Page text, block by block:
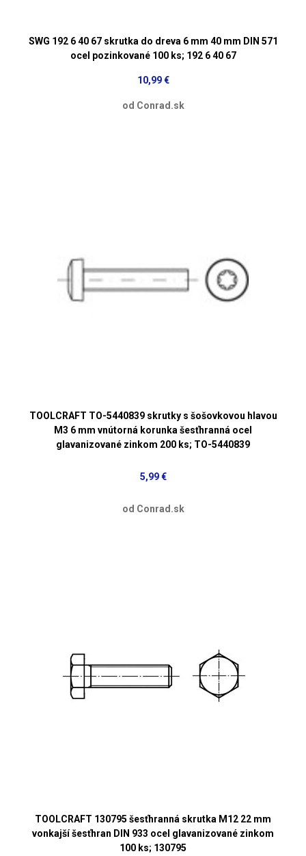
SWG 192 6 40 67 skrutka do dreva 6 mm 40 mm DIN 571
ocel pozinkované 100 ks; 192 6 40 67
10,99 €
od Conrad.sk
TOOLCRAFT TO-5440839 skrutky s šošovkovou hlavou
M3 6 mm vnútorná korunka šesťhranná ocel
glavanizované zinkom 200 ks; TO-5440839
5,99 €
od Conrad.sk
TOOLCRAFT 130795 šesťhranná skrutka M12 22 mm
vonkajší šesťhran DIN 933 ocel glavanizované zinkom
100 ks; 130795